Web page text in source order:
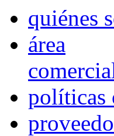
quiénes
área
políticas